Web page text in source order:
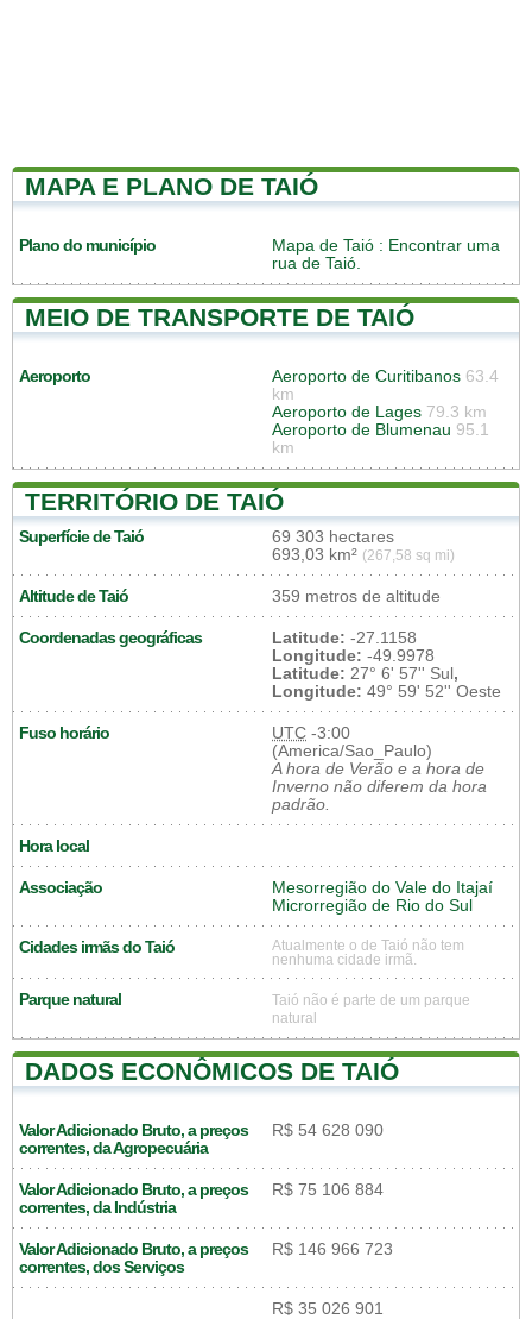
MAPA E PLANO DE TAIÓ
Plano do município Mapa de Taió : Encontrar uma
rua de Taió.
MEIO DE TRANSPORTE DE TAIÓ
Aeroporto Aeroporto de Curitibanos 63.4
km
Aeroporto de Lages 79.3 km
Aeroporto de Blumenau 95.1
km
TERRITÓRIO DE TAIÓ
Superfície de Taió
69 303 hectares
693,03 km² (267,58 sq mi)
Altitude de Taió 359 metros de altitude
Coordenadas geográficas Latitude: -27.1158
Longitude: -49.9978
Latitude: 27° 6' 57'' Sul,
Longitude: 49° 59' 52'' Oeste
Fuso horário UTC -3:00
(America/Sao_Paulo)
A hora de Verão e a hora de
Inverno não diferem da hora
padrão.
Hora local
Associação
Mesorregião do Vale do Itajaí
Microrregião de Rio do Sul
Cidades irmãs do Taió
Atualmente o de Taió não tem
nenhuma cidade irmã.
Parque natural
Taió não é parte de um parque
natural
DADOS ECONÔMICOS DE TAIÓ
Valor Adicionado Bruto, a preços
correntes, da Agropecuária
R$ 54 628 090
Valor Adicionado Bruto, a preços
correntes, da Indústria
R$ 75 106 884
Valor Adicionado Bruto, a preços
correntes, dos Serviços
R$ 146 966 723
R$ 35 026 901